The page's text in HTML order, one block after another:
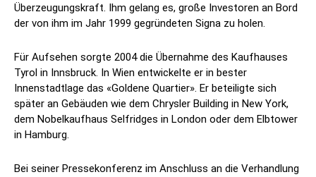
Überzeugungskraft. Ihm gelang es, große Investoren an Bord
der von ihm im Jahr 1999 gegründeten Signa zu holen.
Für Aufsehen sorgte 2004 die Übernahme des Kaufhauses
Tyrol in Innsbruck. In Wien entwickelte er in bester
Innenstadtlage das «Goldene Quartier». Er beteiligte sich
später an Gebäuden wie dem Chrysler Building in New York,
dem Nobelkaufhaus Selfridges in London oder dem Elbtower
in Hamburg.
Bei seiner Pressekonferenz im Anschluss an die Verhandlung